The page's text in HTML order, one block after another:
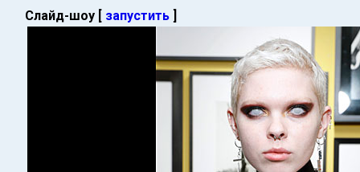
Слайд-шоу [ запустить ]